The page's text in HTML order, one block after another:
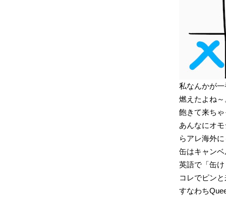
私なんかが
燃えたよね
飽きて来ち
あんなにオ
らアレ海外
缶はキャン
英語で「缶
コレでピン
すなわち